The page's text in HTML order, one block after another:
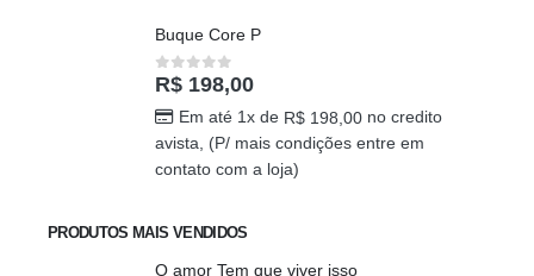
Buque Core P
0out of 5
R$ 198,00
Em até 1x de R$198,00no credito
avista, (P/ mais condições entre em
contato com a loja)
PRODUTOS MAIS VENDIDOS
O amor Tem que viver isso